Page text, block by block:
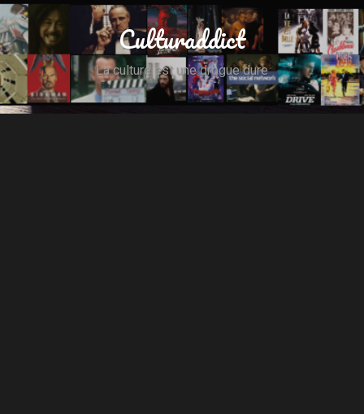
Culturaddict
La culture est une drogue dure